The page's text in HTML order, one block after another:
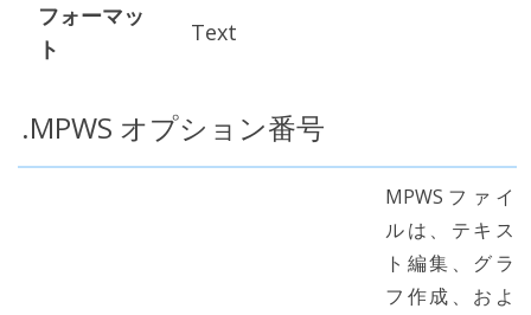
フォーマッ
ト
Text
.MPWS オプション番号
MPWSファイ
ルは、テキス
ト編集、グラ
フ作成、およ